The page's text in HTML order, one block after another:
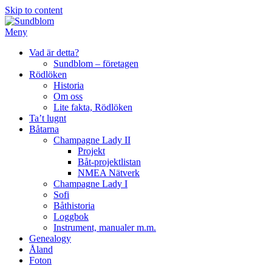
Skip to content
Meny
Vad är detta?
Sundblom – företagen
Rödlöken
Historia
Om oss
Lite fakta, Rödlöken
Ta’t lugnt
Båtarna
Champagne Lady II
Projekt
Båt-projektlistan
NMEA Nätverk
Champagne Lady I
Sofi
Båthistoria
Loggbok
Instrument, manualer m.m.
Genealogy
Åland
Foton